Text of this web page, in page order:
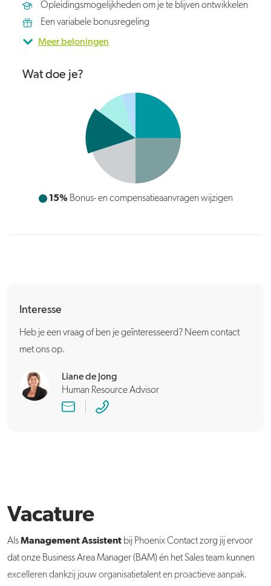
Opleidingsmogelijkheden om je te blijven ontwikkelen
Een variabele bonusregeling
Meer beloningen
Wat doe je?
15% Bonus- en compensatieaanvragen wijzigen
Interesse
Heb je een vraag of ben je geïnteresseerd? Neem contact
met ons op.
Liane de Jong
Human Resource Advisor
Vacature
AlsManagement Assistent bij Phoenix Contact zorg jij ervoor
dat onze Business Area Manager (BAM) én het Sales team kunnen
excelleren dankzij jouw organisatietalent en proactieve aanpak.